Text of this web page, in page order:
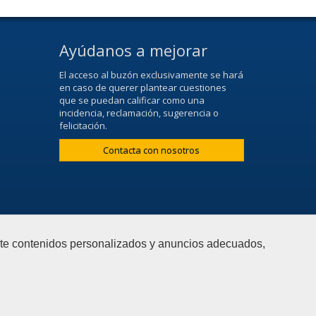
contenidos personalizados y anuncios adecuados,
Ayúdanos a mejorar
El acceso al buzón exclusivamente se hará
en caso de querer plantear cuestiones
que se puedan calificar como una
incidencia, reclamación, sugerencia o
felicitación.
Contacta con nosotros